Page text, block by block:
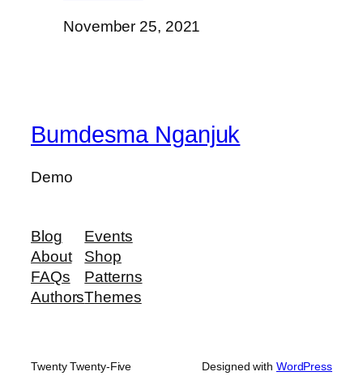
November 25, 2021
Bumdesma Nganjuk
Demo
Blog
About
FAQs
Authors
Events
Shop
Patterns
Themes
Twenty Twenty-Five Designed with WordPress